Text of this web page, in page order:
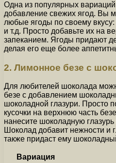
Одна из популярных
добавление свежих ягод. Вы
любые ягоды по своему вкусу:
и т.д. Просто добавьте их на
запеканием. Ягоды придают
делая его еще более
2. Лимонное безе с
Для любителей шоколада
безе с добавлением
шоколадной глазури. Просто
кусочки на верхнюю часть
нанесите шоколадную
Шоколад добавит нежности и
также придаст ему
Вариация